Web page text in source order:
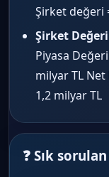
Şirket değeri
Şirket
Piyasa
milyar TL
1,2 milyar TL
❓ Sık